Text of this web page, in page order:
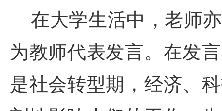
在大学生活中，老师
为教师代表发言。在发
是社会转型期，经济、